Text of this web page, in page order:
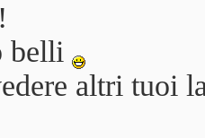
belli
altri tuoi